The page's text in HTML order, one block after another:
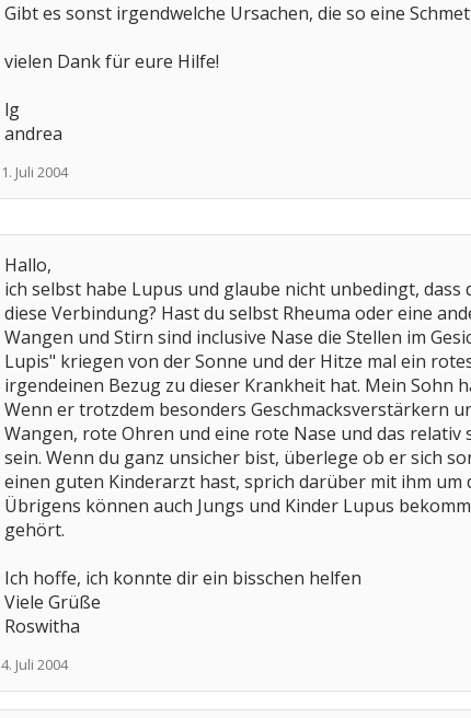
Gibt es sonst irgendwelche Ursachen, die so eine
vielen Dank für eure Hilfe!
lg
andrea
1. Juli 2004
Hallo,
ich selbst habe Lupus und glaube nicht unbedingt,
diese Verbindung? Hast du selbst Rheuma oder eine
Wangen und Stirn sind inclusive Nase die Stellen im
Lupis" kriegen von der Sonne und der Hitze mal ein
irgendeinen Bezug zu dieser Krankheit hat. Mein Sohn
Wenn er trotzdem besonders Geschmacksverstärkern
Wangen, rote Ohren und eine rote Nase und das
sein. Wenn du ganz unsicher bist, überlege ob er sich
einen guten Kinderarzt hast, sprich darüber mit ihm um
Übrigens können auch Jungs und Kinder Lupus
gehört.
Ich hoffe, ich konnte dir ein bisschen helfen
Viele Grüße
Roswitha
4. Juli 2004